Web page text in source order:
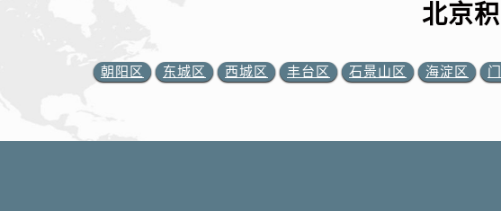
北京
朝阳区 东城区 西城区 丰台区 石景山区 海淀区